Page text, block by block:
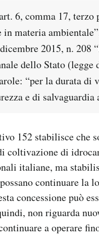
6, comma 17,
in materia
2015, n.
dello Stato (legge
“per la durata di
e di salvaguardia
152 stabilisce che
coltivazione di
italiane, ma
continuare la
concessione può
non riguarda
a operare